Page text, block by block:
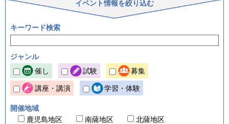
イベント情報を絞り込む
キーワード検索
ジャンル
催し
試験 募集
講座・講演 学習・体験
開催地域
鹿児島地区
南薩地区
北薩地区